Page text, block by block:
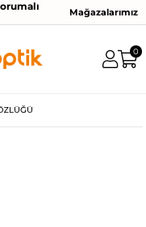
Mağazalarımız
0